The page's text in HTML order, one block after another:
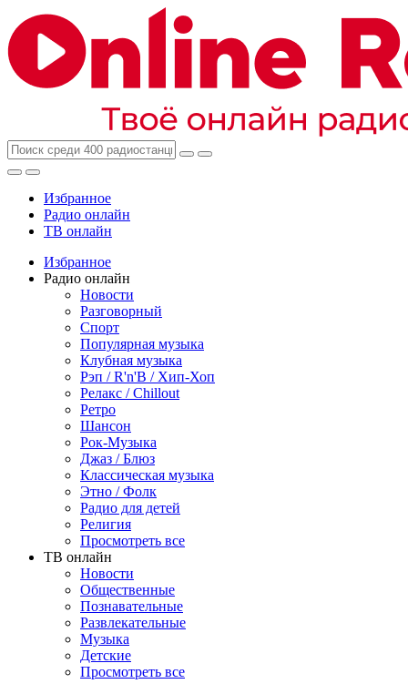
Избранное
Радио онлайн
ТВ онлайн
Избранное
Радио онлайн
Новости
Разговорный
Спорт
Популярная музыка
Клубная музыка
Рэп / R'n'B / Хип-Хоп
Релакс / Chillout
Ретро
Шансон
Рок-Музыка
Джаз / Блюз
Классическая музыка
Этно / Фолк
Радио для детей
Религия
Просмотреть все
ТВ онлайн
Новости
Общественные
Познавательные
Развлекательные
Музыка
Детские
Просмотреть все